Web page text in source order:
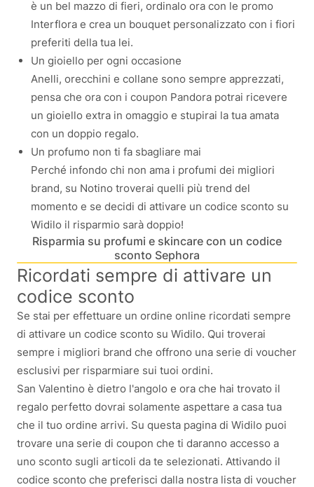
è un bel mazzo di fieri, ordinalo ora con le promo
Interflora e crea un bouquet personalizzato con i fiori
preferiti della tua lei.
Un gioiello per ogni occasione
Anelli, orecchini e collane sono sempre apprezzati,
pensa che ora con i coupon Pandora potrai ricevere
un gioiello extra in omaggio e stupirai la tua amata
con un doppio regalo.
Un profumo non ti fa sbagliare mai
Perché infondo chi non ama i profumi dei migliori
brand, su Notino troverai quelli più trend del
momento e se decidi di attivare un codice sconto su
Widilo il risparmio sarà doppio!
Risparmia su profumi e skincare con un codice
sconto Sephora
Ricordati sempre di attivare un
codice sconto
Se stai per effettuare un ordine online ricordati sempre
di attivare un codice sconto su Widilo. Qui troverai
sempre i migliori brand che offrono una serie di voucher
esclusivi per risparmiare sui tuoi ordini.
San Valentino è dietro l'angolo e ora che hai trovato il
regalo perfetto dovrai solamente aspettare a casa tua
che il tuo ordine arrivi. Su questa pagina di Widilo puoi
trovare una serie di coupon che ti daranno accesso a
uno sconto sugli articoli da te selezionati. Attivando il
codice sconto che preferisci dalla nostra lista di voucher